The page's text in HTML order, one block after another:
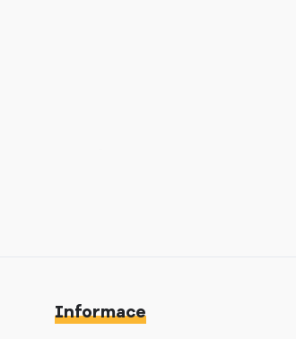
Informace